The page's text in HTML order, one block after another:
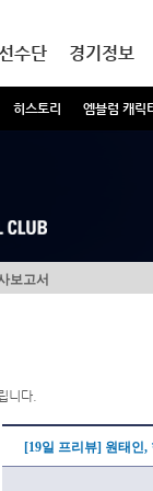
히스토리 엠블럼 캐릭
선수단 경기정보
보고서
니다.
[19일 프리뷰] 원태인